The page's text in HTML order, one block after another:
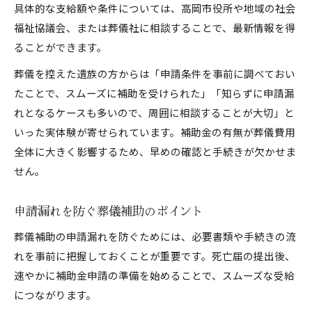
具体的な支給額や条件については、高岡市役所や地域の社会
福祉協議会、または葬儀社に相談することで、最新情報を得
ることができます。
葬儀を控えた遺族の方からは「申請条件を事前に調べておい
たことで、スムーズに補助を受けられた」「知らずに申請漏
れとなるケースも多いので、周囲に相談することが大切」と
いった実体験が寄せられています。補助金の有無が葬儀費用
全体に大きく影響するため、早めの確認と手続きが欠かせま
せん。
申請漏れを防ぐ葬儀補助のポイント
葬儀補助の申請漏れを防ぐためには、必要書類や手続きの流
れを事前に把握しておくことが重要です。死亡届の提出後、
速やかに補助金申請の準備を始めることで、スムーズな受給
につながります。